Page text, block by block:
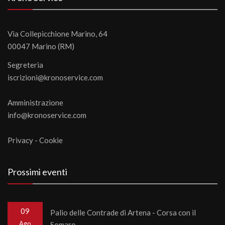
Via Collepicchione Marino, 64
00047 Marino (RM)
Segreteria
iscrizioni@kronoservice.com
Amministrazione
info@kronoservice.com
Privacy - Cookie
Prossimi eventi
09
Palio delle Contrade di Artena - Corsa con il